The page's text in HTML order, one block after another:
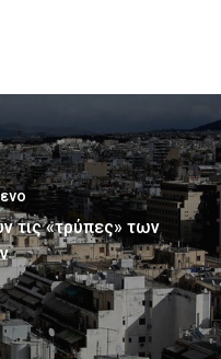
τις «τρύπες» των